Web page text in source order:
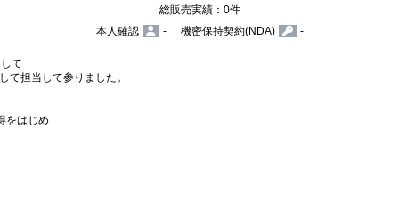
総販売実績：0件
本人確認
- 機密保持契約(NDA) -
て
て担当して参りました。
をはじめ